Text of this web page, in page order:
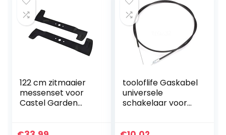
122 cm zitmaaier
messenset voor
Castel Garden
tooloflife Gaskabel
universele
schakelaar voor